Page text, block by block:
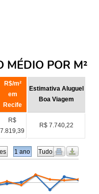
MÉDIO POR M²